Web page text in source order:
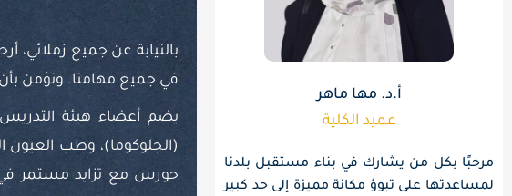
أ.د. مها ماهر
عميد الكلية
مرحبًا بكل من يشارك في بناء مستقبل بلدنا
لمساعدتها على تبوؤ مكانة مميزة إلى حد كبير
بالنيابة عن جميع
في جميع مهامنا. ونؤمن بأن
يضم أعضاء هيئة التدريس
(الجلوكوما)، وطب العيون
حورس مع تزايد مستمر في